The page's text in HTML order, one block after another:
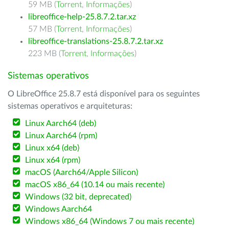
59 MB (Torrent, Informações)
libreoffice-help-25.8.7.2.tar.xz
57 MB (Torrent, Informações)
libreoffice-translations-25.8.7.2.tar.xz
223 MB (Torrent, Informações)
Sistemas operativos
O LibreOffice 25.8.7 está disponível para os seguintes
sistemas operativos e arquiteturas:
Linux Aarch64 (deb)
Linux Aarch64 (rpm)
Linux x64 (deb)
Linux x64 (rpm)
macOS (Aarch64/Apple Silicon)
macOS x86_64 (10.14 ou mais recente)
Windows (32 bit, deprecated)
Windows Aarch64
Windows x86_64 (Windows 7 ou mais recente)